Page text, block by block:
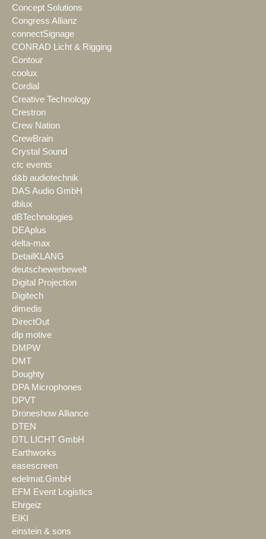
Concept Solutions
Congress Allianz
connectSignage
CONRAD Licht & Rigging
Contour
coolux
Cordial
Creative Technology
Crestron
Crew Nation
CrewBrain
Crystal Sound
ctc events
d&b audiotechnik
DAS Audio GmbH
dblux
dBTechnologies
DEAplus
delta-max
DetailKLANG
deutschewerbewelt
Digital Projection
Digitech
dimedis
DirectOut
dlp motive
DMPW
DMT
Doughty
DPA Microphones
DPVT
Droneshow Alliance
DTEN
DTL LICHT GmbH
Earthworks
easescreen
edelmat.GmbH
EFM Event Logistics
Ehrgeiz
EIKI
einstein & sons